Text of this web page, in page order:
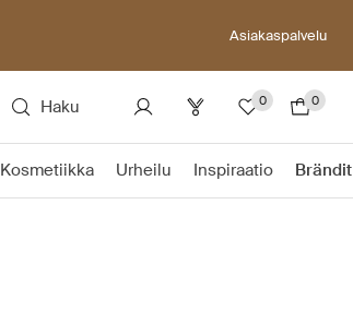
Asiakaspalvelu
Haku 0 0
Kosmetiikka Urheilu Inspiraatio Brändit